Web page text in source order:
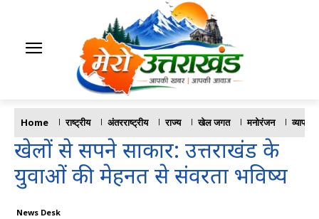
Home राष्ट्रीय अंतरराष्ट्रीय राज्य खेल जगत मनोरंजन व्यापार
खेलों से सपने साकार: उत्तराखंड के
युवाओं की मेहनत से संवरता भविष्य
News Desk